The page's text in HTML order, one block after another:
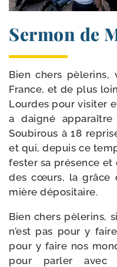
Sermon de
Bien chers
France, et de plus
Lourdes pour visi­ter
a dai­gné
Soubirous à 18
et qui, depuis ce
fes­ter sa pré­sence et
des cœurs, la grâce
mière dépositaire.
Bien chers pèle­rins,
n’est pas pour y
pour y faire nos
pour par­ler